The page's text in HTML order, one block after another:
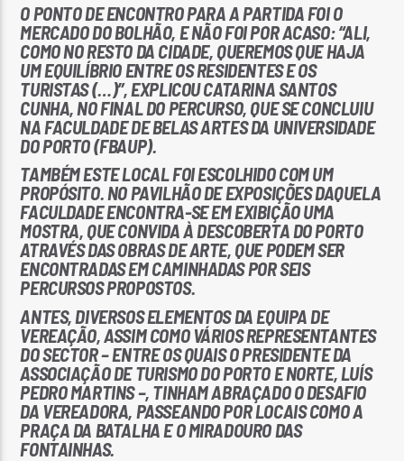
O PONTO DE ENCONTRO PARA A PARTIDA FOI O
MERCADO DO BOLHÃO, E NÃO FOI POR ACASO: “ALI,
COMO NO RESTO DA CIDADE, QUEREMOS QUE HAJA
UM EQUILÍBRIO ENTRE OS RESIDENTES E OS
TURISTAS (…)”, EXPLICOU CATARINA SANTOS
CUNHA, NO FINAL DO PERCURSO, QUE SE CONCLUIU
NA FACULDADE DE BELAS ARTES DA UNIVERSIDADE
DO PORTO (FBAUP).
TAMBÉM ESTE LOCAL FOI ESCOLHIDO COM UM
PROPÓSITO. NO PAVILHÃO DE EXPOSIÇÕES DAQUELA
FACULDADE ENCONTRA-SE EM EXIBIÇÃO UMA
MOSTRA, QUE CONVIDA À DESCOBERTA DO PORTO
ATRAVÉS DAS OBRAS DE ARTE, QUE PODEM SER
ENCONTRADAS EM CAMINHADAS POR SEIS
PERCURSOS PROPOSTOS.
ANTES, DIVERSOS ELEMENTOS DA EQUIPA DE
VEREAÇÃO, ASSIM COMO VÁRIOS REPRESENTANTES
DO SECTOR – ENTRE OS QUAIS OPRESIDENTE DA
ASSOCIAÇÃO DE TURISMO DO PORTO E NORTE, LUÍS
PEDRO MARTINS–, TINHAM ABRAÇADO O DESAFIO
DA VEREADORA, PASSEANDO POR LOCAIS COMO A
PRAÇA DA BATALHA E O MIRADOURO DAS
FONTAINHAS.